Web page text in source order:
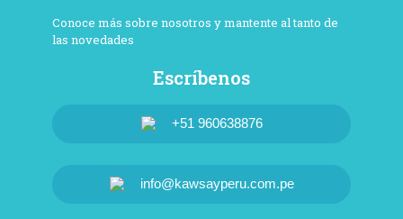
Conoce más sobre nosotros y mantente al tanto de
las novedades
Escríbenos
+51 960638876
info@kawsayperu.com.pe